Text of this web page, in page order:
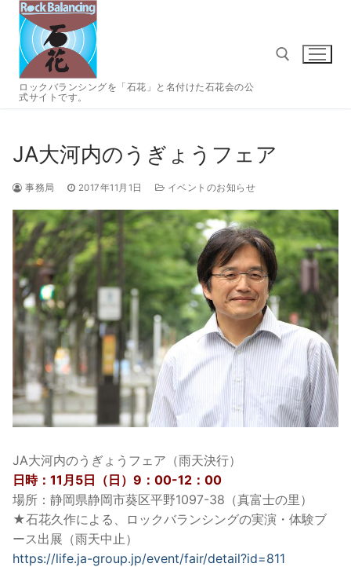
ロックバランシングを「石花」と名付けた石花会の公
式サイトです。
JA大河内のうぎょうフェア
事務局 2017年11月1日 イベントのお知らせ
JA大河内のうぎょうフェア（雨天決行）
日時：11月5日（日）9：00-12：00
場所：静岡県静岡市葵区平野1097-38（真富士の里）
★石花久作による、ロックバランシングの実演・体験ブ
ース出展（雨天中止）
https://life.ja-group.jp/event/fair/detail?id=811